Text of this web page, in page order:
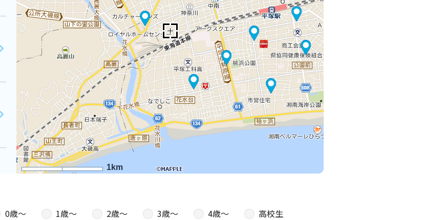
1km
0歳〜 1歳〜 2歳〜 3歳〜 4歳〜
高校生